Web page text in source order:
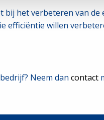
het verbeteren van
efficiëntie willen
Neem dan contact